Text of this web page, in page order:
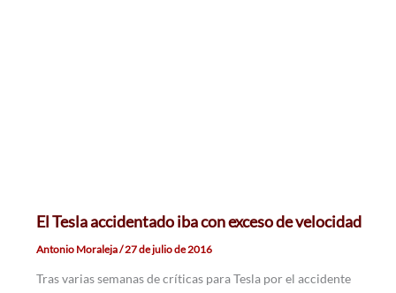
El Tesla accidentado iba con exceso de velocidad
Antonio Moraleja/27 de julio de 2016
Tras varias semanas de críticas para Tesla por el accidente